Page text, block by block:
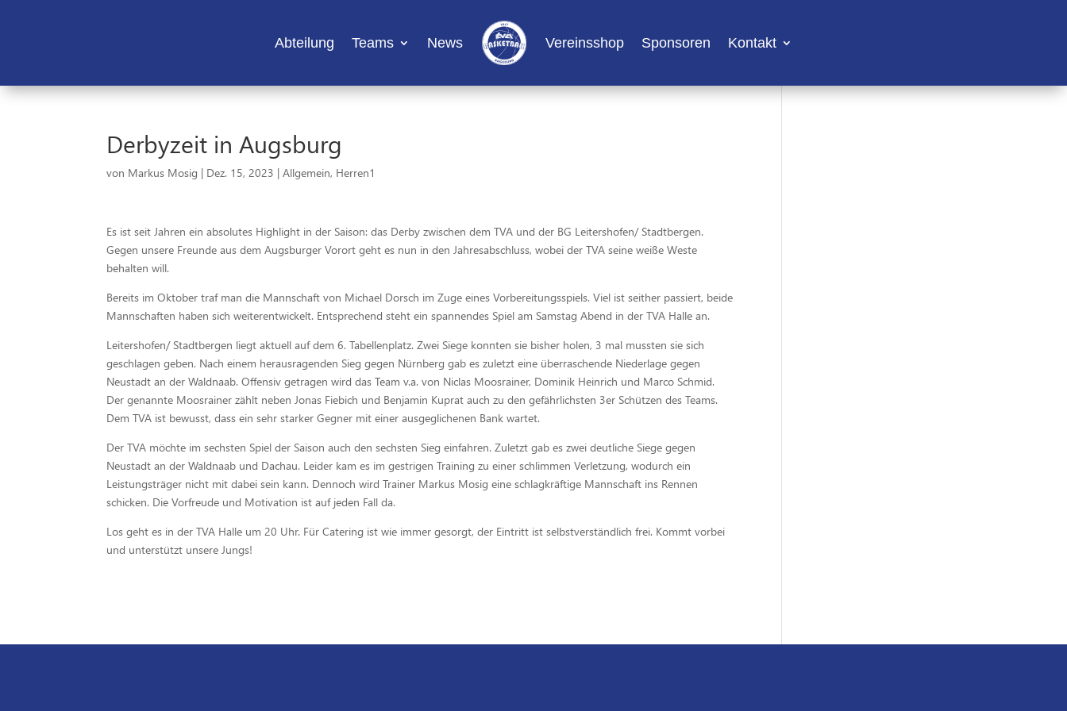
Abteilung Teams News Vereinsshop Sponsoren Kontakt
Derbyzeit in Augsburg
von Markus Mosig | Dez. 15, 2023 |Allgemein, Herren1
Es ist seit Jahren ein absolutes Highlight in der Saison: das Derby zwischen dem TVA und der BG Leitershofen/ Stadtbergen.
Gegen unsere Freunde aus dem Augsburger Vorort geht es nun in den Jahresabschluss, wobei der TVA seine weiße Weste
behalten will.
Bereits im Oktober traf man die Mannschaft von Michael Dorsch im Zuge eines Vorbereitungsspiels. Viel ist seither passiert, beide
Mannschaften haben sich weiterentwickelt. Entsprechend steht ein spannendes Spiel am Samstag Abend in der TVA Halle an.
Leitershofen/ Stadtbergen liegt aktuell auf dem 6. Tabellenplatz. Zwei Siege konnten sie bisher holen, 3 mal mussten sie sich
geschlagen geben. Nach einem herausragenden Sieg gegen Nürnberg gab es zuletzt eine überraschende Niederlage gegen
Neustadt an der Waldnaab. Offensiv getragen wird das Team v.a. von Niclas Moosrainer, Dominik Heinrich und Marco Schmid.
Der genannte Moosrainer zählt neben Jonas Fiebich und Benjamin Kuprat auch zu den gefährlichsten 3er Schützen des Teams.
Dem TVA ist bewusst, dass ein sehr starker Gegner mit einer ausgeglichenen Bank wartet.
Der TVA möchte im sechsten Spiel der Saison auch den sechsten Sieg einfahren. Zuletzt gab es zwei deutliche Siege gegen
Neustadt an der Waldnaab und Dachau. Leider kam es im gestrigen Training zu einer schlimmen Verletzung, wodurch ein
Leistungsträger nicht mit dabei sein kann. Dennoch wird Trainer Markus Mosig eine schlagkräftige Mannschaft ins Rennen
schicken. Die Vorfreude und Motivation ist auf jeden Fall da.
Los geht es in der TVA Halle um 20 Uhr. Für Catering ist wie immer gesorgt, der Eintritt ist selbstverständlich frei. Kommt vorbei
und unterstützt unsere Jungs!